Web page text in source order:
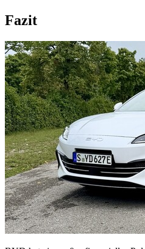
Fazit